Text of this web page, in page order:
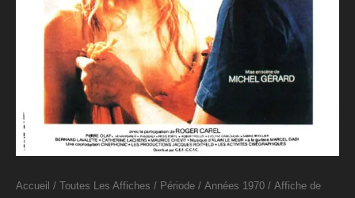
Accueil / Toutes Les Affiches / Période / Années 1970 / Affiche de